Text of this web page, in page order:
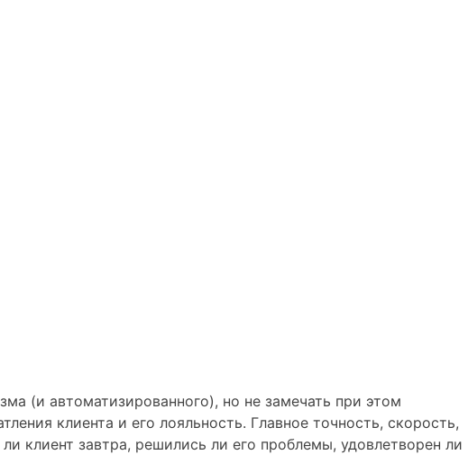
(и автоматизированного), но не замечать при этом
клиента и его лояльность. Главное точность, скорость,
клиент завтра, решились ли его проблемы, удовлетворен ли